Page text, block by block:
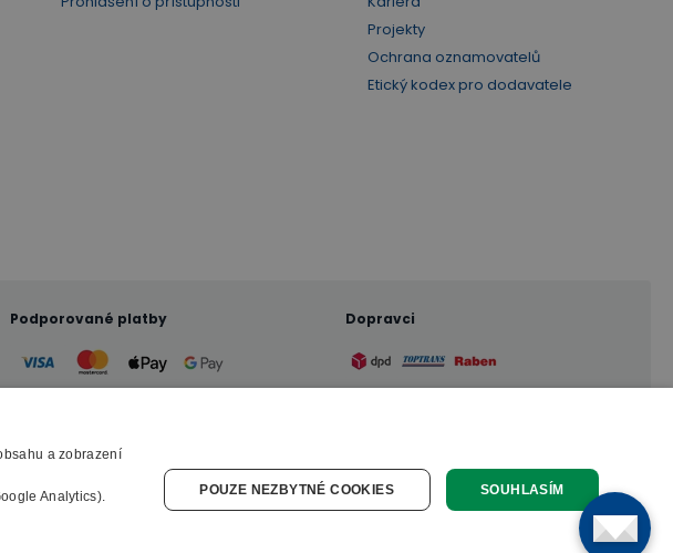
Projekty
Ochrana oznamovatelů
Etický kodex pro dodavatele
Podporované platby Dopravci
práva vyhrazena.
a zobrazení
Analytics).
SOUHLASÍM
POUZE NEZBYTNÉ COOKIES